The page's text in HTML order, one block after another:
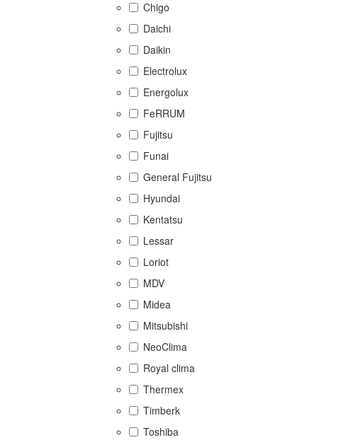
Chigo
Daichi
Daikin
Electrolux
Energolux
FeRRUM
Fujitsu
Funai
General Fujitsu
Hyundai
Kentatsu
Lessar
Loriot
MDV
Midea
Mitsubishi
NeoClima
Royal clima
Thermex
Timberk
Toshiba